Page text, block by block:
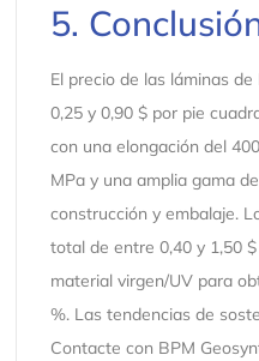
5.
El precio de las láminas
0,25 y 0,90 $ por pie
con una elongación del
MPa y una amplia gama
construcción y embalaje.
total de entre 0,40 y 1,50
material virgen/UV para
%. Las tendencias de
Contacte con BPM